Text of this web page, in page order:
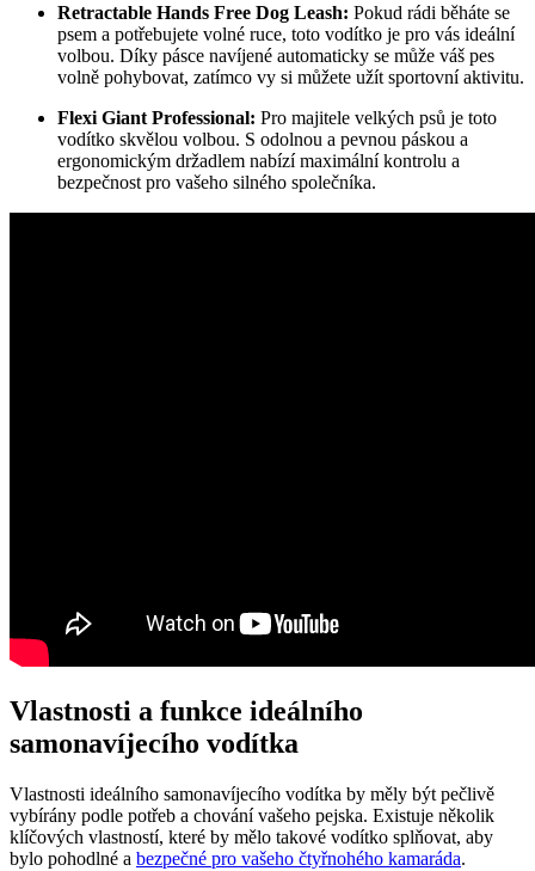
Retractable Hands Free Dog Leash: Pokud rádi běháte se
psem a potřebujete volné ruce, toto vodítko je pro vás ideální
volbou. Díky pásce navíjené automaticky se může váš pes
volně pohybovat, zatímco vy si můžete užít sportovní aktivitu.
Flexi Giant Professional: Pro majitele velkých psů je toto
vodítko skvělou volbou. S odolnou a pevnou páskou a
ergonomickým držadlem nabízí maximální kontrolu a
bezpečnost pro vašeho silného společníka.
Vlastnosti a funkce ideálního
samonavíjecího vodítka
Vlastnosti ideálního samonavíjecího vodítka by měly být pečlivě
vybírány podle potřeb a chování vašeho pejska. Existuje několik
klíčových vlastností, které by mělo takové vodítko splňovat, aby
bylo pohodlné a bezpečné pro vašeho čtyřnohého kamaráda.